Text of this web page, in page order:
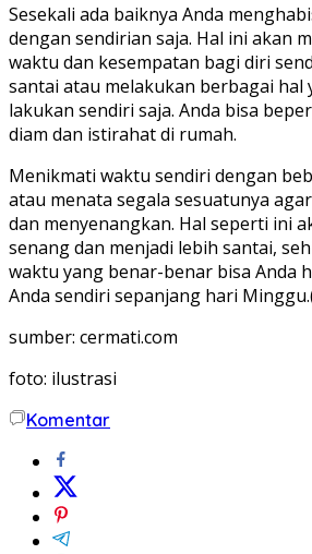
Sesekali ada baiknya Anda
dengan sendirian saja. Hal ini akan
waktu dan kesempatan bagi diri
santai atau melakukan berbagai hal
lakukan sendiri saja. Anda bisa
diam dan istirahat di rumah.
Menikmati waktu sendiri dengan
atau menata segala sesuatunya
dan menyenangkan. Hal seperti ini
senang dan menjadi lebih santai,
waktu yang benar-benar bisa Anda
Anda sendiri sepanjang hari
sumber: cermati.com
foto: ilustrasi
Komentar